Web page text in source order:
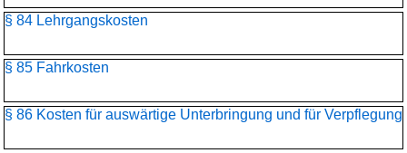
§ 84 Lehrgangskosten
§ 85 Fahrkosten
§ 86 Kosten für auswärtige Unterbringung und für Verpflegung